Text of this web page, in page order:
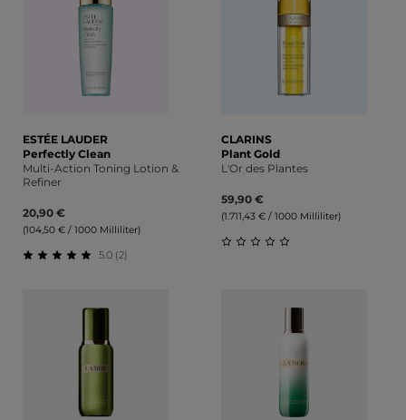
ESTÉE LAUDER
Perfectly Clean
Multi-Action Toning Lotion &
Refiner
20,90 €
(104,50 € / 1000 Milliliter)
5.0 (2)
CLARINS
Plant Gold
L'Or des Plantes
59,90 €
(1.711,43 € / 1000 Milliliter)